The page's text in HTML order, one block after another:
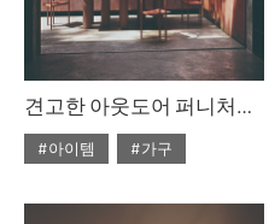
견고한 아웃도어 퍼니처를 찾고 있다면
#아이템
#가구